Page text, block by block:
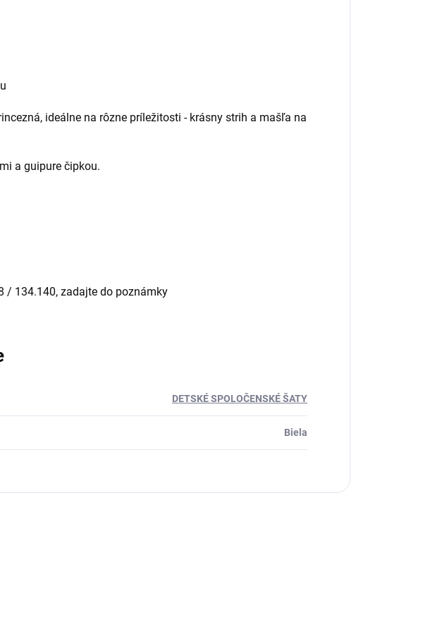
ideálne na rôzne príležitosti - krásny strih a mašľa na
a guipure čipkou.
/ 134.140, zadajte do poznámky
DETSKÉ SPOLOČENSKÉ ŠATY
Biela